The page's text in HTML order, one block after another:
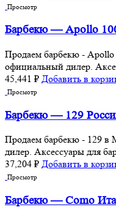
Просмотр
Барбекю — Apollo
Продаем барбекю -
официальный дилер.
45,441 ₽ Добавить в
Просмотр
Барбекю — 129
Продаем барбекю - 129
дилер. Аксессуары для
37,204 ₽ Добавить в
Просмотр
Барбекю — Como